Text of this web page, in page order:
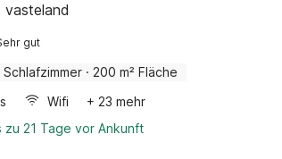
vasteland
gut
Schlafzimmer · 200 m² Fläche
Wifi
+ 23 mehr
zu 21 Tage vor Ankunft